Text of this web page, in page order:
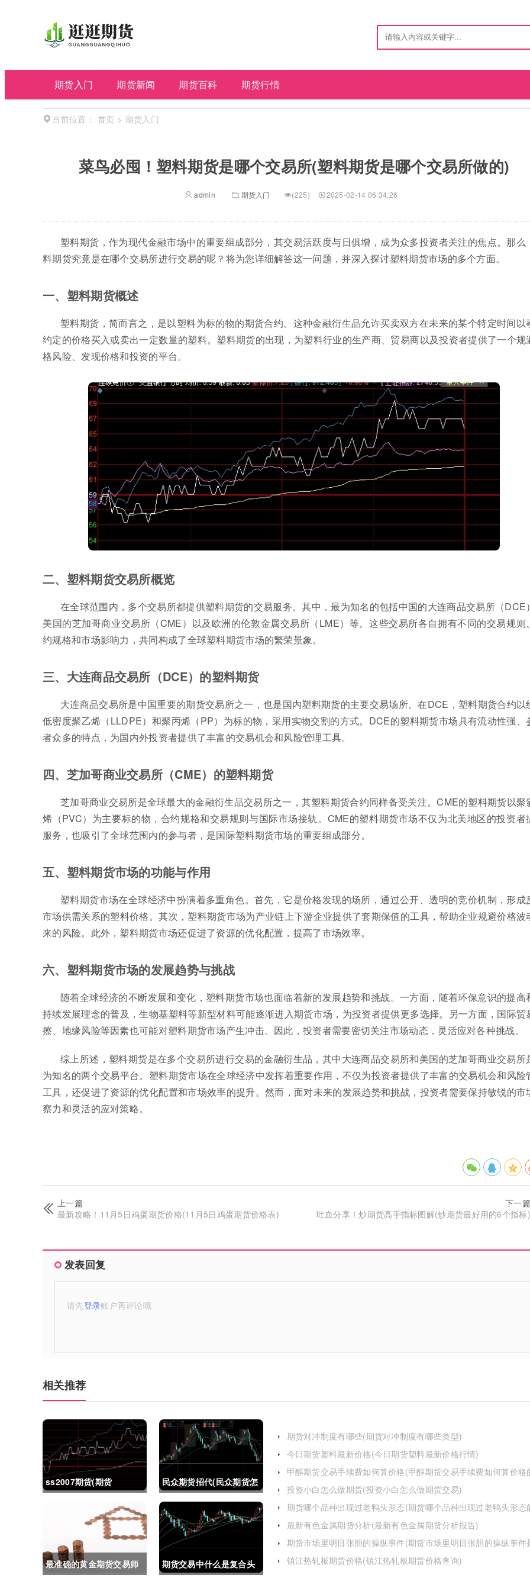
期货入门 期货新闻 期货百科 期货行情
当前位置： 首页 > 期货入门
菜鸟必囤！塑料期货是哪个交易所(塑料期货是哪个交易所做的)
admin 期货入门 (225) 2025-02-14 06:34:26
塑料期货，作为现代金融市场中的重要组成部分，其交易活跃度与日俱增，成为众多投资者关注的焦点。那么
料期货究竟是在哪个交易所进行交易的呢？将为您详细解答这一问题，并深入探讨塑料期货市场的多个方面。
一、塑料期货概述
塑料期货，简而言之，是以塑料为标的物的期货合约。这种金融衍生品允许买卖双方在未来的某个特定时间以
约定的价格买入或卖出一定数量的塑料。塑料期货的出现，为塑料行业的生产商、贸易商以及投资者提供了一个规
格风险、发现价格和投资的平台。
二、塑料期货交易所概览
在全球范围内，多个交易所都提供塑料期货的交易服务。其中，最为知名的包括中国的大连商品交易所（DCE
美国的芝加哥商业交易所（CME）以及欧洲的伦敦金属交易所（LME）等。这些交易所各自拥有不同的交易规则
约规格和市场影响力，共同构成了全球塑料期货市场的繁荣景象。
三、大连商品交易所（DCE）的塑料期货
大连商品交易所是中国重要的期货交易所之一，也是国内塑料期货的主要交易场所。在DCE，塑料期货合约以
低密度聚乙烯（LLDPE）和聚丙烯（PP）为标的物，采用实物交割的方式。DCE的塑料期货市场具有流动性强、
者众多的特点，为国内外投资者提供了丰富的交易机会和风险管理工具。
四、芝加哥商业交易所（CME）的塑料期货
芝加哥商业交易所是全球最大的金融衍生品交易所之一，其塑料期货合约同样备受关注。CME的塑料期货以聚
烯（PVC）为主要标的物，合约规格和交易规则与国际市场接轨。CME的塑料期货市场不仅为北美地区的投资者
服务，也吸引了全球范围内的参与者，是国际塑料期货市场的重要组成部分。
五、塑料期货市场的功能与作用
塑料期货市场在全球经济中扮演着多重角色。首先，它是价格发现的场所，通过公开、透明的竞价机制，形成
市场供需关系的塑料价格。其次，塑料期货市场为产业链上下游企业提供了套期保值的工具，帮助企业规避价格波
来的风险。此外，塑料期货市场还促进了资源的优化配置，提高了市场效率。
六、塑料期货市场的发展趋势与挑战
随着全球经济的不断发展和变化，塑料期货市场也面临着新的发展趋势和挑战。一方面，随着环保意识的提高
持续发展理念的普及，生物基塑料等新型材料可能逐渐进入期货市场，为投资者提供更多选择。另一方面，国际贸
擦、地缘风险等因素也可能对塑料期货市场产生冲击。因此，投资者需要密切关注市场动态，灵活应对各种挑战。
综上所述，塑料期货是在多个交易所进行交易的金融衍生品，其中大连商品交易所和美国的芝加哥商业交易所
为知名的两个交易平台。塑料期货市场在全球经济中发挥着重要作用，不仅为投资者提供了丰富的交易机会和风险
工具，还促进了资源的优化配置和市场效率的提升。然而，面对未来的发展趋势和挑战，投资者需要保持敏锐的市
察力和灵活的应对策略。
上一篇
最新攻略！11月5日鸡蛋期货价格(11月5日鸡蛋期货价格表)
下一篇
吐血分享！炒期货高手指标图解(炒期货最好用的6个指标)
发表回复
请先登录账户再评论哦
相关推荐
ss2007期货(期货
民众期货招代(民众期货怎
么了)
最准确的黄金期货交易师
期货交易中什么是复合头
期货对冲制度有哪些(期货对冲制度有哪些类型)
今日期货塑料最新价格(今日期货塑料最新价格行情)
甲醇期货交易手续费如何算价格(甲醇期货交易手续费如何算价格
投资小白怎么做期货(投资小白怎么做期货交易)
期货哪个品种出现过老鸭头形态(期货哪个品种出现过老鸭头形态
化)
最新有色金属期货分析(最新有色金属期货分析报告)
期货市场里明目张胆的操纵事件(期货市场里明目张胆的操纵事件
镇江热轧板期货价格(镇江热轧板期货价格查询)